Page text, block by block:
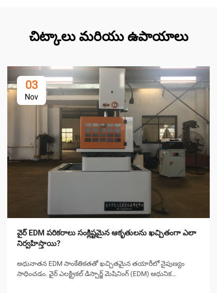
చిట్కాలు మరియు ఉపాయాలు
03
Nov
వైర్ EDM పరికరాలు సంక్లిష్టమైన ఆకృతులను ఖచ్చితంగా ఎలా
నిర్వహిస్తాయి?
అధునాతన EDM సాంకేతికతతో ఖచ్చితమైన తయారీలో నైపుణ్యం
సాధించడం. వైర్ ఎలక్ట్రికల్ డిస్చార్జ్ మెషినింగ్ (EDM) ఆధునిక